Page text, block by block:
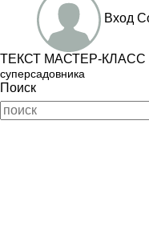
Вход
ТЕКСТ МАСТЕР-КЛАСС
суперсадовника
Поиск